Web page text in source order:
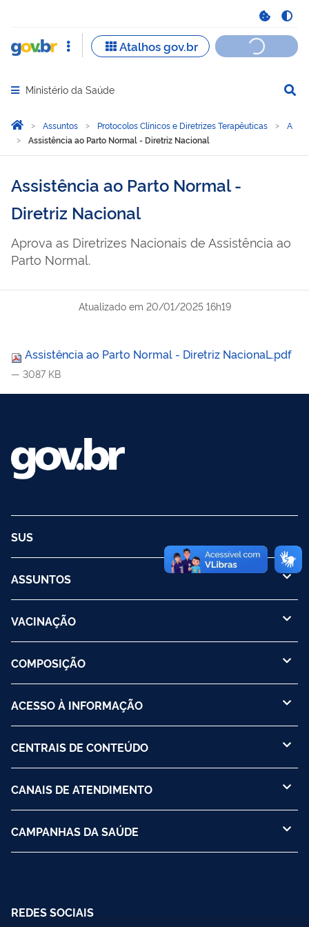
Abrir menu principal de navegação
Ministério da Saúde
Você está aqui:
Página Inicial
Assuntos Protocolos Clínicos e Diretrizes Terapêuticas
A
Assistência ao Parto Normal - Diretriz Nacional
Assistência ao Parto Normal -
Diretriz Nacional
Aprova as Diretrizes Nacionais de Assistência ao
Parto Normal.
Atualizado em 20/01/2025 16h19
Assistência ao Parto Normal - Diretriz NacionaL.pdf
— 3087 KB
SUS
ASSUNTOS
VACINAÇÃO
COMPOSIÇÃO
ACESSO À INFORMAÇÃO
CENTRAIS DE CONTEÚDO
CANAIS DE ATENDIMENTO
CAMPANHAS DA SAÚDE
REDES SOCIAIS